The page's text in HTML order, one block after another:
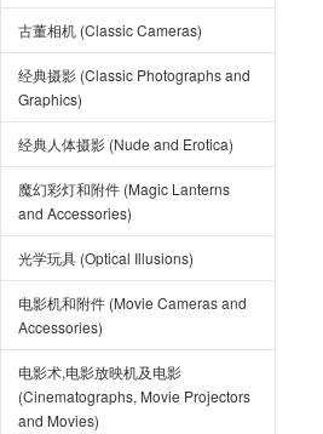
古董相机 (Classic Cameras)
经典摄影 (Classic Photographs and
Graphics)
经典人体摄影 (Nude and Erotica)
魔幻彩灯和附件 (Magic Lanterns
and Accessories)
光学玩具 (Optical Illusions)
电影机和附件 (Movie Cameras and
Accessories)
电影术,电影放映机及电影
(Cinematographs, Movie Projectors
and Movies)